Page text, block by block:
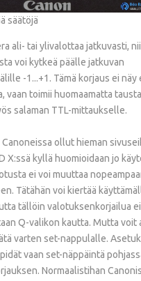
säätöjä
ali- tai ylivalottaa jatkuvasti,
voi kytkeä päälle jatkuvan
-1...+1. Tämä korjaus ei näy
vaan toimii huomaamatta
salaman TTL-mittaukselle.
ollut hieman
X:ssä kyllä huomioidaan jo
ei voi muuttaa
Tätähän voi kiertää
tällöin valotuksenkorjailua
Q-valikon kautta. Mutta voit
varten set-nappulalle.
vaan set-näppäintä
Normaalistihan